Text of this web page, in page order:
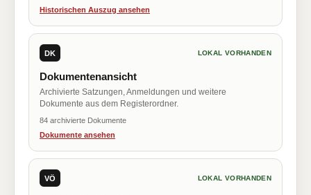
Historischen Auszug ansehen
DK LOKAL VORHANDEN
Dokumentenansicht
Archivierte Satzungen, Anmeldungen und weitere
Dokumente aus dem Registerordner.
84 archivierte Dokumente
Dokumente ansehen
VÖ LOKAL VORHANDEN